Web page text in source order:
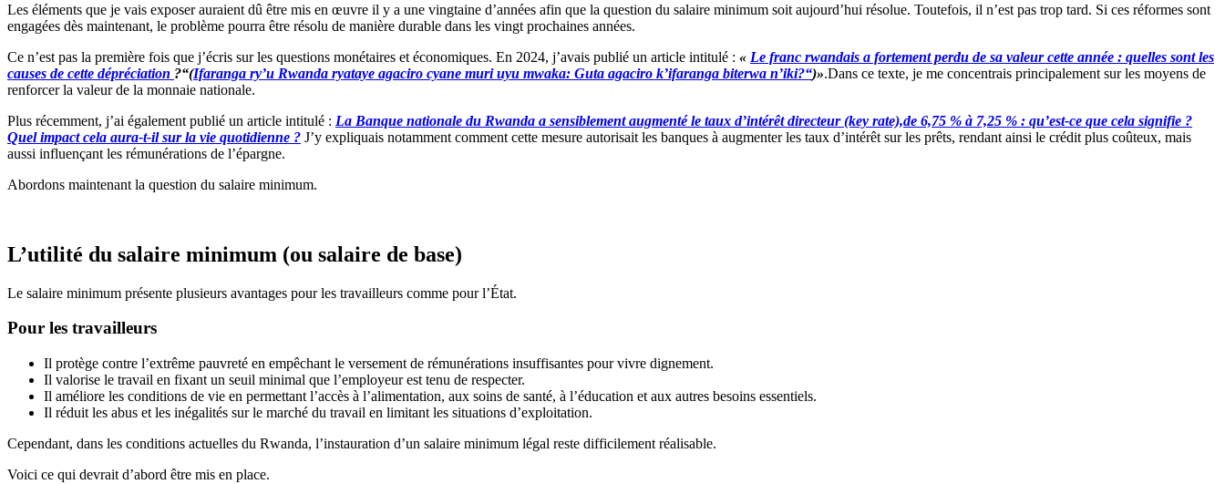
Les éléments que je vais exposer auraient dû être mis en œuvre il y a une vingtaine d’années afin que la question du salaire minimum soit aujourd’hui résolue. Toutefois, il n’est pas trop tard. Si ces réformes sont
engagées dès maintenant, le problème pourra être résolu de manière durable dans les vingt prochaines années.
Ce n’est pas la première fois que j’écris sur les questions monétaires et économiques. En 2024, j’avais publié un article intitulé : « Le franc rwandais a fortement perdu de sa valeur cette année : quelles sont les
causes de cette dépréciation ?“(Ifaranga ry’u Rwanda ryataye agaciro cyane muri uyu mwaka: Guta agaciro k’ifaranga biterwa n’iki?“)».Dans ce texte, je me concentrais principalement sur les moyens de
renforcer la valeur de la monnaie nationale.
Plus récemment, j’ai également publié un article intitulé : La Banque nationale du Rwanda a sensiblement augmenté le taux d’intérêt directeur (key rate),de 6,75 % à 7,25 % : qu’est-ce que cela signifie ?
Quel impact cela aura-t-il sur la vie quotidienne ? J’y expliquais notamment comment cette mesure autorisait les banques à augmenter les taux d’intérêt sur les prêts, rendant ainsi le crédit plus coûteux, mais
aussi influençant les rémunérations de l’épargne.
Abordons maintenant la question du salaire minimum.
L’utilité du salaire minimum (ou salaire de base)
Le salaire minimum présente plusieurs avantages pour les travailleurs comme pour l’État.
Pour les travailleurs
Il protège contre l’extrême pauvreté en empêchant le versement de rémunérations insuffisantes pour vivre dignement.
Il valorise le travail en fixant un seuil minimal que l’employeur est tenu de respecter.
Il améliore les conditions de vie en permettant l’accès à l’alimentation, aux soins de santé, à l’éducation et aux autres besoins essentiels.
Il réduit les abus et les inégalités sur le marché du travail en limitant les situations d’exploitation.
Cependant, dans les conditions actuelles du Rwanda, l’instauration d’un salaire minimum légal reste difficilement réalisable.
Voici ce qui devrait d’abord être mis en place.